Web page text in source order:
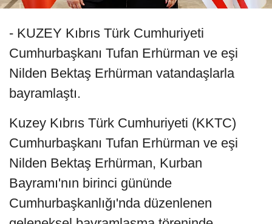
- KUZEY Kıbrıs Türk Cumhuriyeti
Cumhurbaşkanı Tufan Erhürman ve eşi
Nilden Bektaş Erhürman vatandaşlarla
bayramlaştı.
Kuzey Kıbrıs Türk Cumhuriyeti (KKTC)
Cumhurbaşkanı Tufan Erhürman ve eşi
Nilden Bektaş Erhürman, Kurban
Bayramı'nın birinci gününde
Cumhurbaşkanlığı'nda düzenlenen